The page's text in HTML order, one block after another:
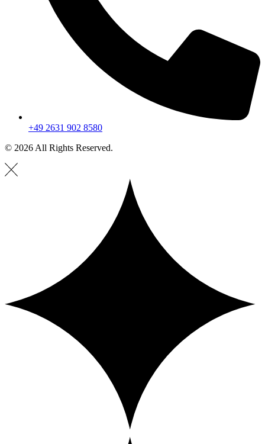
+49 2631 902 8580
© 2026 All Rights Reserved.